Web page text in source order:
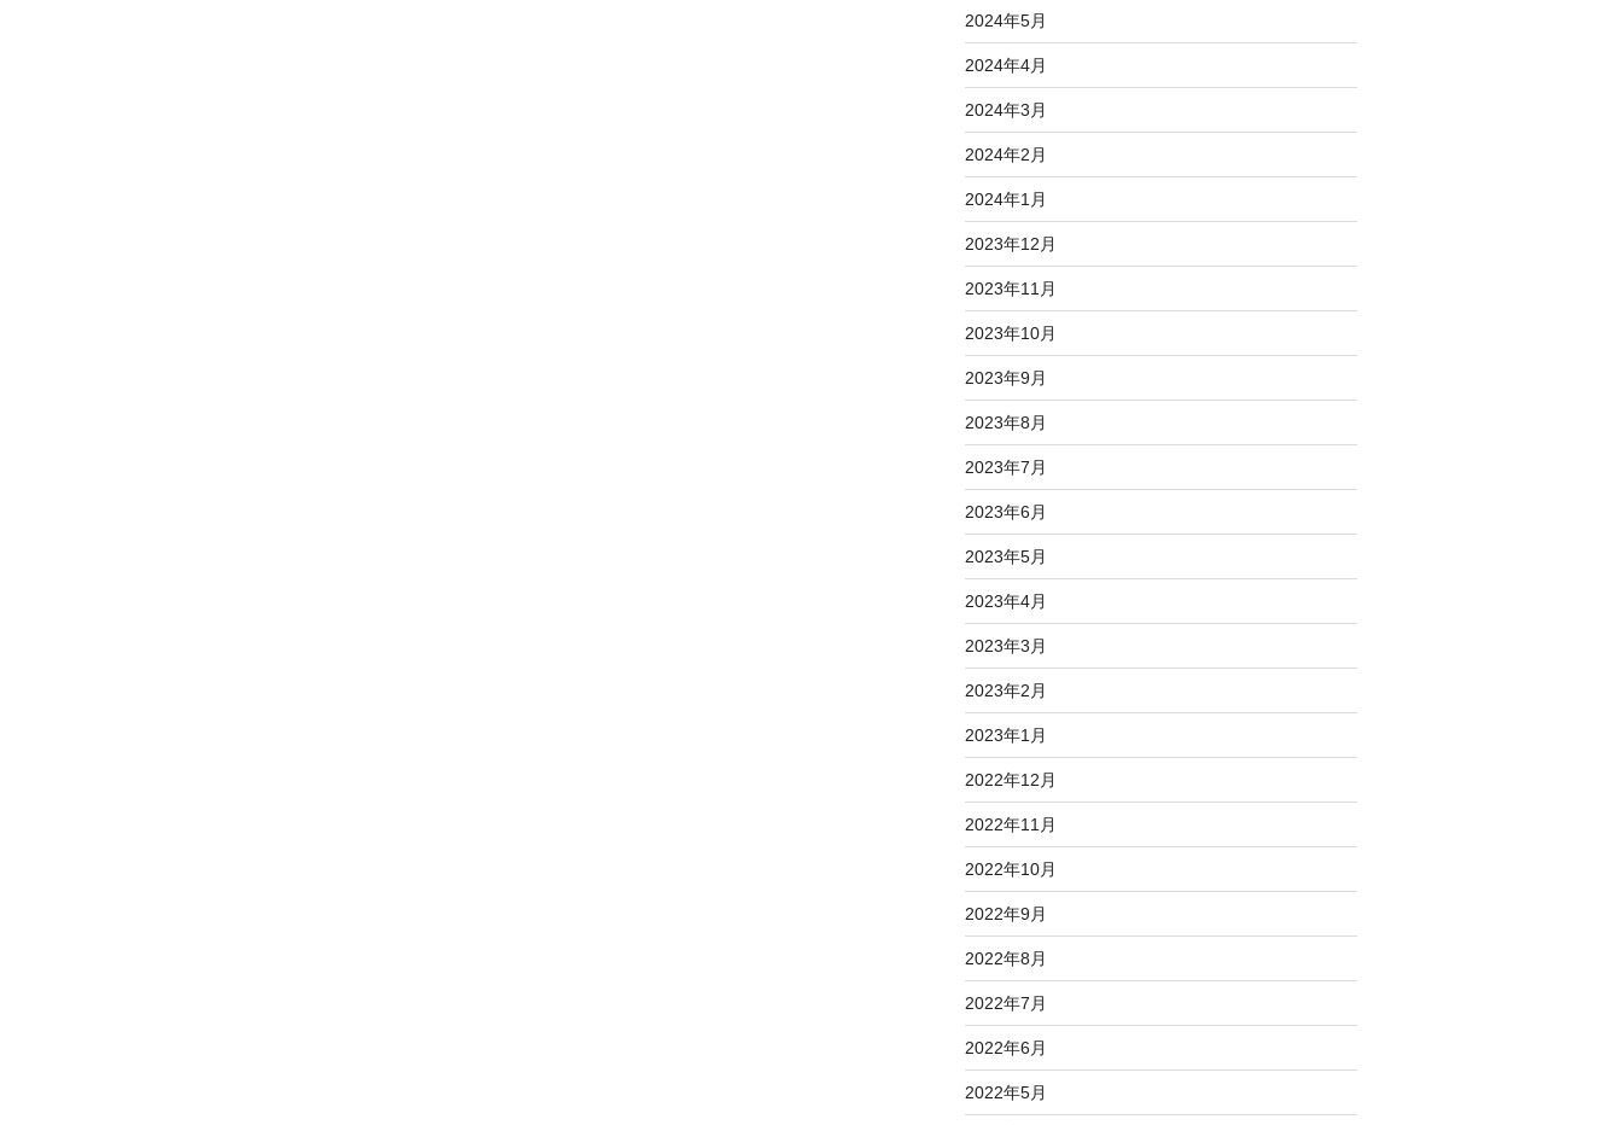
2024年5月
2024年4月
2024年3月
2024年2月
2024年1月
2023年12月
2023年11月
2023年10月
2023年9月
2023年8月
2023年7月
2023年6月
2023年5月
2023年4月
2023年3月
2023年2月
2023年1月
2022年12月
2022年11月
2022年10月
2022年9月
2022年8月
2022年7月
2022年6月
2022年5月